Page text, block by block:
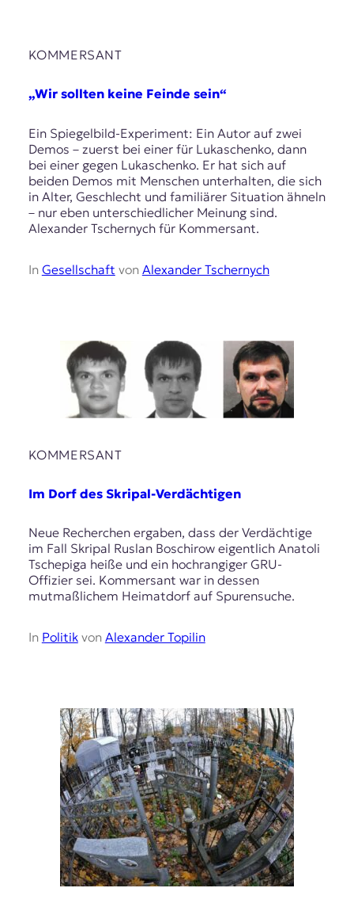
KOMMERSANT
„Wir sollten keine Feinde sein“
Ein Spiegelbild-Experiment: Ein Autor auf zwei
Demos – zuerst bei einer für Lukaschenko, dann
bei einer gegen Lukaschenko. Er hat sich auf
beiden Demos mit Menschen unterhalten, die sich
in Alter, Geschlecht und familiärer Situation ähneln
– nur eben unterschiedlicher Meinung sind.
Alexander Tschernych für Kommersant.
In Gesellschaft von Alexander Tschernych
KOMMERSANT
Im Dorf des Skripal-Verdächtigen
Neue Recherchen ergaben, dass der Verdächtige
im Fall Skripal Ruslan Boschirow eigentlich Anatoli
Tschepiga heiße und ein hochrangiger GRU-
Offizier sei. Kommersant war in dessen
mutmaßlichem Heimatdorf auf Spurensuche.
In Politikvon Alexander Topilin